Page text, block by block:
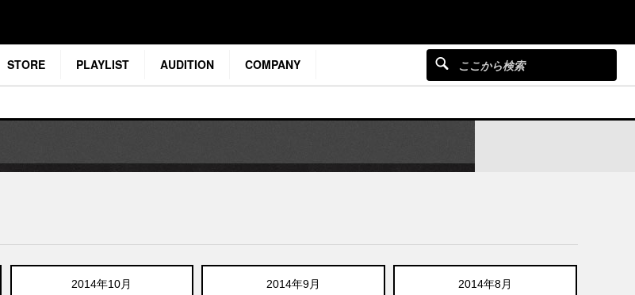
STORE PLAYLIST AUDITION COMPANY
2014年10月 2014年9月 2014年8月